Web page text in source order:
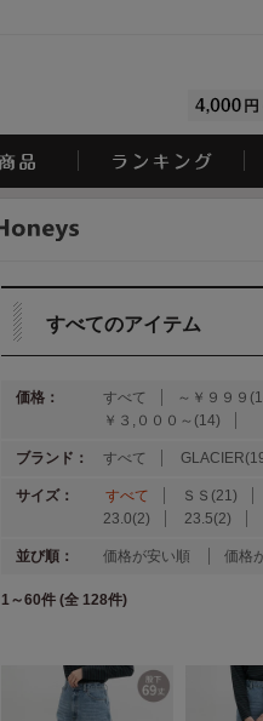
すべてのアイテム
価格： すべて ～￥９９９
￥３,０００～(14)
ブランド： すべて
サイズ： すべて ＳＳ(21)
23.0(2)
23.5(2)
並び順： 価格が安い順 価格
1～60件 (全 128件)